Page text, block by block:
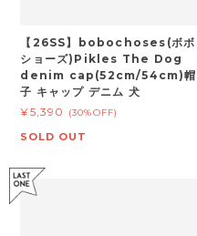
【26SS】bobochoses(ボボ
ショーズ)Pikles The Dog
denim cap(52cm/54cm)帽
子 キャップ デニム 犬
¥5,390
(30%OFF)
SOLD OUT